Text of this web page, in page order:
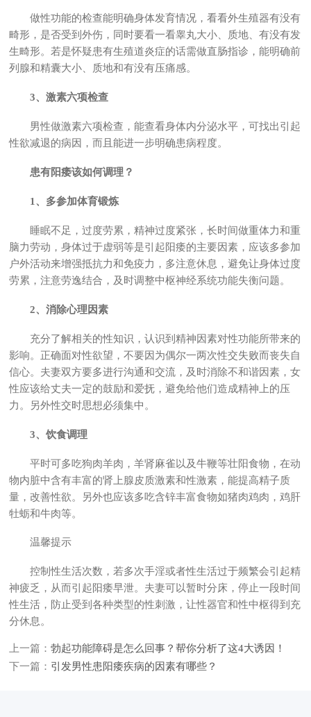
做性功能的检查能明确身体发育情况，看看外生殖器有没有
畸形，是否受到外伤，同时要看一看睾丸大小、质地、有没有发
生畸形。若是怀疑患有生殖道炎症的话需做直肠指诊，能明确前
列腺和精囊大小、质地和有没有压痛感。
3、激素六项检查
男性做激素六项检查，能查看身体内分泌水平，可找出引起
性欲减退的病因，而且能进一步明确患病程度。
患有阳痿该如何调理？
1、多参加体育锻炼
睡眠不足，过度劳累，精神过度紧张，长时间做重体力和重
脑力劳动，身体过于虚弱等是引起阳痿的主要因素，应该多参加
户外活动来增强抵抗力和免疫力，多注意休息，避免让身体过度
劳累，注意劳逸结合，及时调整中枢神经系统功能失衡问题。
2、消除心理因素
充分了解相关的性知识，认识到精神因素对性功能所带来的
影响。正确面对性欲望，不要因为偶尔一两次性交失败而丧失自
信心。夫妻双方要多进行沟通和交流，及时消除不和谐因素，女
性应该给丈夫一定的鼓励和爱抚，避免给他们造成精神上的压
力。另外性交时思想必须集中。
3、饮食调理
平时可多吃狗肉羊肉，羊肾麻雀以及牛鞭等壮阳食物，在动
物内脏中含有丰富的肾上腺皮质激素和性激素，能提高精子质
量，改善性欲。另外也应该多吃含锌丰富食物如猪肉鸡肉，鸡肝
牡蛎和牛肉等。
温馨提示
控制性生活次数，若多次手淫或者性生活过于频繁会引起精
神疲乏，从而引起阳痿早泄。夫妻可以暂时分床，停止一段时间
性生活，防止受到各种类型的性刺激，让性器官和性中枢得到充
分休息。
上一篇：勃起功能障碍是怎么回事？帮你分析了这4大诱因！
下一篇： 引发男性患阳痿疾病的因素有哪些？